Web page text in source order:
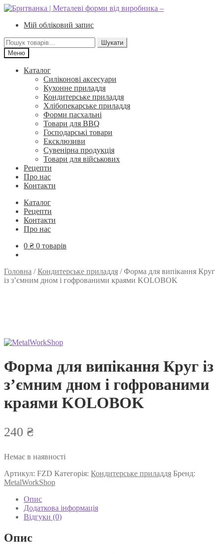
Перейти
навігації
Перейти
вмістуМій обліковий запис
Шукати:
Шукати
Меню
Каталог
Силіконові аксесуари
Кухонне приладдя
Кондитерське приладдя
Хлібопекарське приладдя
Форми пасхальні
Товари для BBQ
Господарські товари
Ексклюзиви
Сувенірна продукція
Товари для військових
Рецепти
Про нас
Контакти
Каталог
Рецепти
Контакти
Про нас
0 ₴ 0 товарів
Головна /Кондитерське приладдя /Форма для випікання Круг
із з’ємним дном і гофрованими краями KOLOBOK
Форма для випікання Круг із
з’ємним дном і гофрованими
краями KOLOBOK
240 ₴
Немає в наявності
Артикул: FZD Категорія: Кондитерське приладдя Бренд:
MetalWorkShop
Опис
Додаткова інформація
Відгуки (0)
Опис